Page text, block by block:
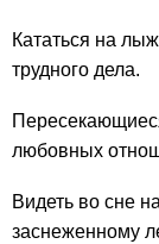
Кататься на
трудного дела.
любовных
Видеть во сне
заснеженному